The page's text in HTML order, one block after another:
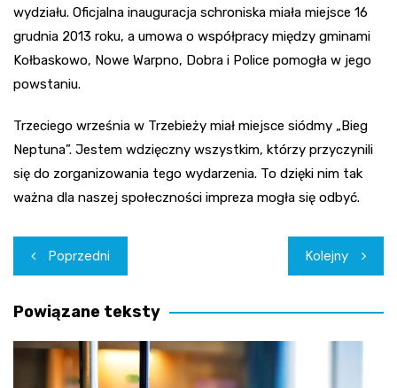
wydziału. Oficjalna inauguracja schroniska miała miejsce 16
grudnia 2013 roku, a umowa o współpracy między gminami
Kołbaskowo, Nowe Warpno, Dobra i Police pomogła w jego
powstaniu.
Trzeciego września w Trzebieży miał miejsce siódmy „Bieg
Neptuna”. Jestem wdzięczny wszystkim, którzy przyczynili
się do zorganizowania tego wydarzenia. To dzięki nim tak
ważna dla naszej społeczności impreza mogła się odbyć.
Nawigacja
wpisu
Poprzedni Kolejny
Powiązane teksty